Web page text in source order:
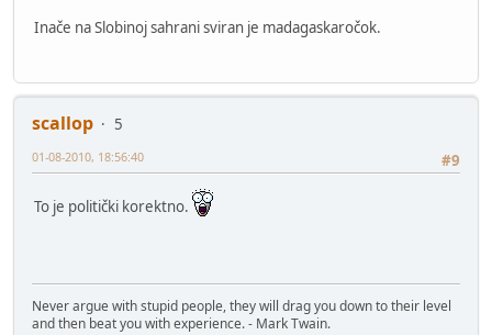
Inače na Slobinoj sahrani sviran je madagaskaročok.
scallop
5
#9
01-08-2010, 18:56:40
To je politički korektno.
Never argue with stupid people, they will drag you down to their level
and then beat you with experience. - Mark Twain.